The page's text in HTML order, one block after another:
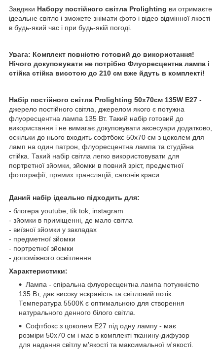
Завдяки Набору постійного світла Prolighting ви отримаєте
ідеальне світло і зможете знімати фото і відео відмінної якості
в будь-який час і при будь-якій погоді.
Увага: Комплект повністю готовий до використання!
Нічого докуповувати не потрібно Флуоресцентна лампа і
стійка стійка висотою до 210 см вже йдуть в комплекті!
Набір постійного світла Prolighting 50x70см 135W E27 -
джерело постійного світла, джерелом якого є потужна
флуоресцентна лампа 135 Вт. Такий набір готовий до
використання і не вимагає докуповувати аксесуари додатково,
оскільки до нього входить софтбокс 50x70 см з цоколем для
ламп на один патрон, флуоресцентна лампа та студійна
стійка. Такий набір світла легко використовувати для
портретної зйомки, зйомки в повний зріст, предметної
фотографії, прямих трансляцій, салонів краси.
Даний набір ідеально підходить для:
- блогера youtube, tik tok, instagram
- зйомки в приміщенні, де мало світла
- виїзної зйомки у закладах
- предметної зйомки
- портретної зйомки
- допоміжного освітлення
Характеристики:
Лампа - спіральна флуоресцентна лампа потужністю
135 Вт, дає високу яскравість та світловий потік.
Температура 5500К є оптимальною для створення
натурального денного білого світла.
Софтбокс з цоколем E27 під одну лампу - має
розміри 50x70 см і має в комплекті тканину-дифузор
для надання світлу м'якості та максимальної м'якості.